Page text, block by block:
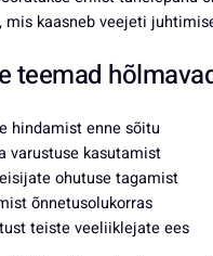
mis kaasneb veejeti
teemad
hindamist enne sõitu
varustuse kasutamist
ohutuse tagamist
õnnetusolukorras
teiste veeliiklejate ees